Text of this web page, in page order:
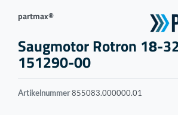
partmax®
Saugmotor Rotron 18-
151290-00
Artikelnummer855083.000000.01